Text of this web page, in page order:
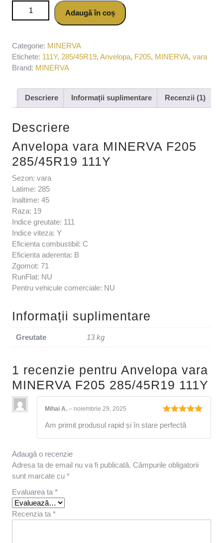
Cantitate Anvelopa vara MINERVA F205 285/45R19 111Y
Adaugă în coș
Categorie: MINERVA
Etichete: 111Y, 285/45R19, Anvelopa, F205, MINERVA, vara
Brand: MINERVA
Descriere Informații suplimentare Recenzii (1)
Descriere
Anvelopa vara MINERVA F205
285/45R19 111Y
Sezon: vara
Latime: 285
Inaltime: 45
Raza: 19
Indice greutate: 111
Indice viteza: Y
Eficienta combustibil: C
Eficienta aderenta: B
Zgomot: 71
RunFlat: NU
Pentru vehicule comerciale: NU
Informații suplimentare
Greutate 13 kg
1 recenzie pentru Anvelopa vara
MINERVA F205 285/45R19 111Y
5din 5
Mihai A. – noiembrie 29, 2025
Am primit produsul rapid și în stare perfectă
Adaugă o recenzie
Adresa ta de email nu va fi publicată. Câmpurile obligatorii
sunt marcate cu *
Evaluarea ta *
Recenzia ta *